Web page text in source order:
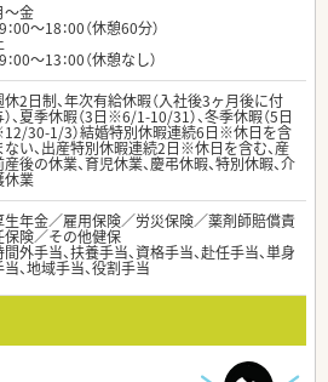
～金
：00～18：00（休憩60分）
：00～13：00（休憩なし）
休2日制、年次有給休暇（入社後3ヶ月後に付
、夏季休暇（3日※6/1-10/31）、冬季休暇（5日
30-1/3）結婚特別休暇連続6日※休日を含
ない、出産特別休暇連続2日※休日を含む、産
産後の休業、育児休業、慶弔休暇、特別休暇、介
休業
生年金／雇用保険／労災保険／薬剤師賠償責
保険／その他健保
間外手当、扶養手当、資格手当、赴任手当、単身
当、地域手当、役割手当